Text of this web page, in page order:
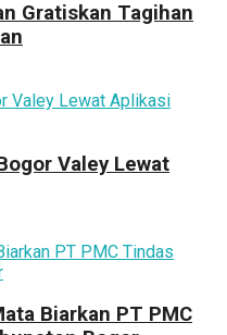
Gratiskan Tagihan
Valey Lewat
Biarkan PT PMC